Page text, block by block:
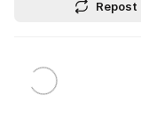
Repost